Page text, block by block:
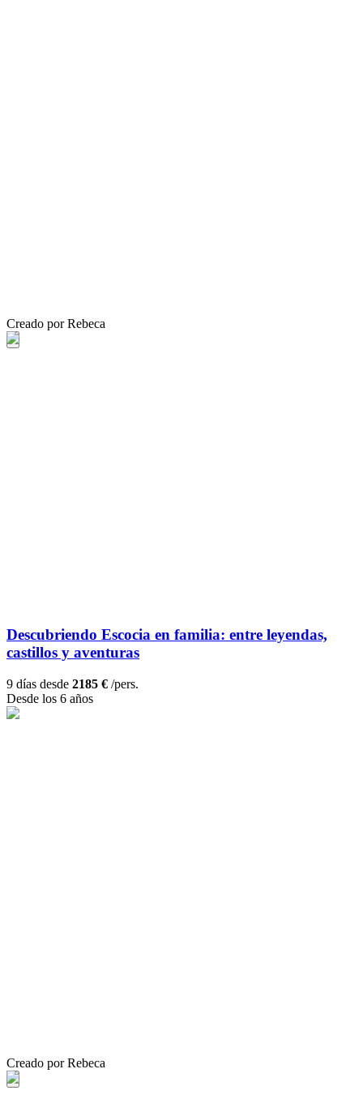
Creado por Rebeca
Descubriendo Escocia en familia: entre leyendas,
castillos y aventuras
9 días desde 2185 € /pers.
Desde los 6 años
Creado por Rebeca